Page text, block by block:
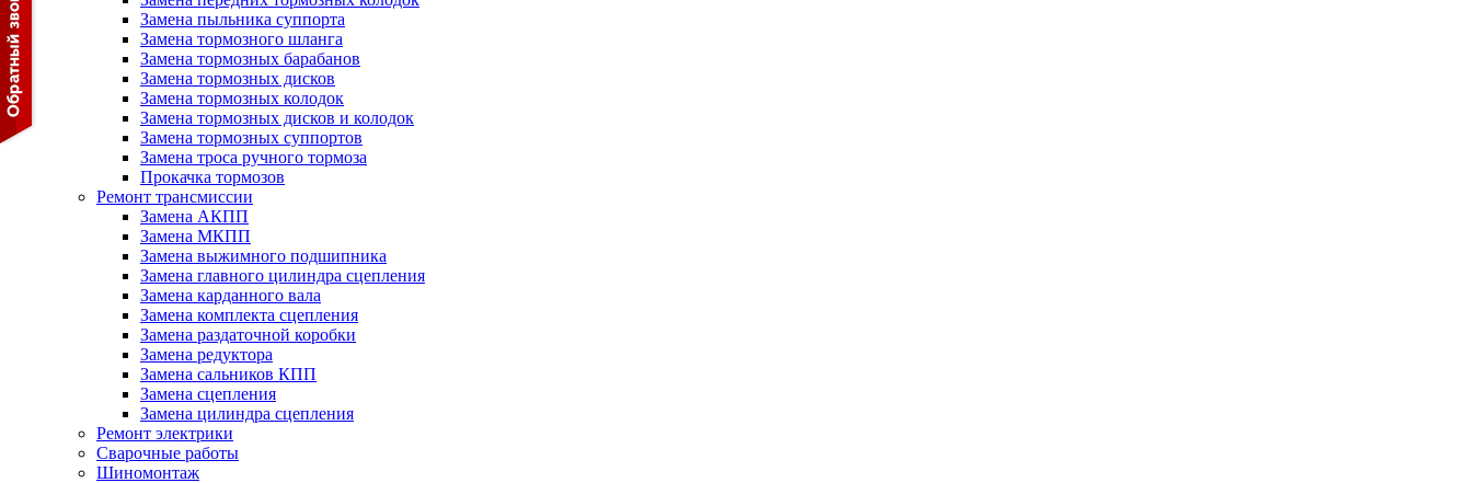
Замена пыльника суппорта
Замена тормозного шланга
Замена тормозных барабанов
Замена тормозных дисков
Замена тормозных колодок
Замена тормозных дисков и колодок
Замена тормозных суппортов
Замена троса ручного тормоза
Прокачка тормозов
Ремонт трансмиссии
Замена АКПП
Замена МКПП
Замена выжимного подшипника
Замена главного цилиндра сцепления
Замена карданного вала
Замена комплекта сцепления
Замена раздаточной коробки
Замена редуктора
Замена сальников КПП
Замена сцепления
Замена цилиндра сцепления
Ремонт электрики
Сварочные работы
Шиномонтаж